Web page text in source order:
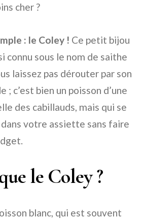
cher ?
: le Coley ! Ce petit bijou
connu sous le nom de saithe
laissez pas dérouter par son
c’est bien un poisson d’une
des cabillauds, mais qui se
votre assiette sans faire
le Coley ?
blanc, qui est souvent